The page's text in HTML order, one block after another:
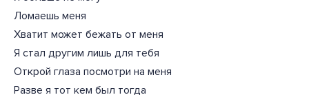
Ломаешь меня
Хватит может бежать от меня
Я стал другим лишь для тебя
Открой глаза посмотри на меня
Разве я тот кем был тогда